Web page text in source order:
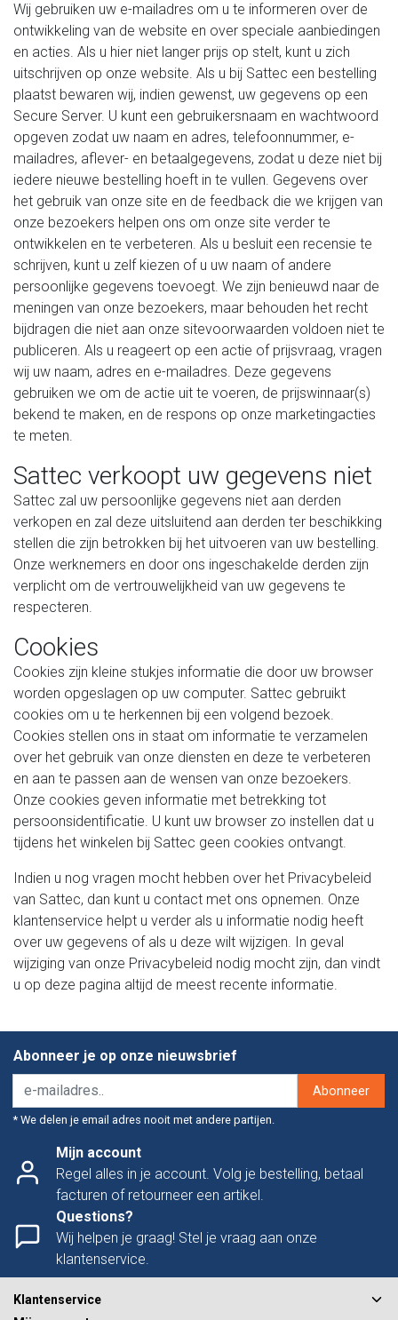
Wij gebruiken uw e-mailadres om u te informeren over de
ontwikkeling van de website en over speciale aanbiedingen
en acties. Als u hier niet langer prijs op stelt, kunt u zich
uitschrijven op onze website. Als u bij Sattec een bestelling
plaatst bewaren wij, indien gewenst, uw gegevens op een
Secure Server. U kunt een gebruikersnaam en wachtwoord
opgeven zodat uw naam en adres, telefoonnummer, e-
mailadres, aflever- en betaalgegevens, zodat u deze niet bij
iedere nieuwe bestelling hoeft in te vullen. Gegevens over
het gebruik van onze site en de feedback die we krijgen van
onze bezoekers helpen ons om onze site verder te
ontwikkelen en te verbeteren. Als u besluit een recensie te
schrijven, kunt u zelf kiezen of u uw naam of andere
persoonlijke gegevens toevoegt. We zijn benieuwd naar de
meningen van onze bezoekers, maar behouden het recht
bijdragen die niet aan onze sitevoorwaarden voldoen niet te
publiceren. Als u reageert op een actie of prijsvraag, vragen
wij uw naam, adres en e-mailadres. Deze gegevens
gebruiken we om de actie uit te voeren, de prijswinnaar(s)
bekend te maken, en de respons op onze marketingacties
te meten.
Sattec verkoopt uw gegevens niet
Sattec zal uw persoonlijke gegevens niet aan derden
verkopen en zal deze uitsluitend aan derden ter beschikking
stellen die zijn betrokken bij het uitvoeren van uw bestelling.
Onze werknemers en door ons ingeschakelde derden zijn
verplicht om de vertrouwelijkheid van uw gegevens te
respecteren.
Cookies
Cookies zijn kleine stukjes informatie die door uw browser
worden opgeslagen op uw computer. Sattec gebruikt
cookies om u te herkennen bij een volgend bezoek.
Cookies stellen ons in staat om informatie te verzamelen
over het gebruik van onze diensten en deze te verbeteren
en aan te passen aan de wensen van onze bezoekers.
Onze cookies geven informatie met betrekking tot
persoonsidentificatie. U kunt uw browser zo instellen dat u
tijdens het winkelen bij Sattec geen cookies ontvangt.
Indien u nog vragen mocht hebben over het Privacybeleid
van Sattec, dan kunt u contact met ons opnemen. Onze
klantenservice helpt u verder als u informatie nodig heeft
over uw gegevens of als u deze wilt wijzigen. In geval
wijziging van onze Privacybeleid nodig mocht zijn, dan vindt
u op deze pagina altijd de meest recente informatie.
Abonneer je op onze nieuwsbrief
Abonneer
* We delen je email adres nooit met andere partijen.
Mijn account
Regel alles in je account. Volg je bestelling, betaal
facturen of retourneer een artikel.
Questions?
Wij helpen je graag! Stel je vraag aan onze
klantenservice.
Klantenservice